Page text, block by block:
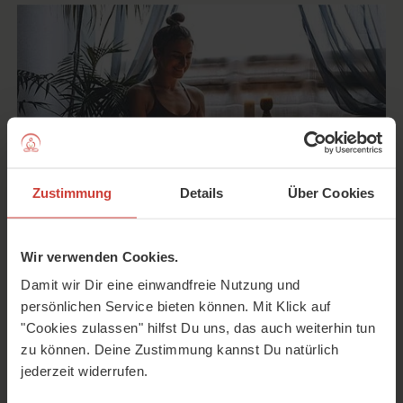
Zustimmung Details Über Cookies
Wir verwenden Cookies.
Damit wir Dir eine einwandfreie Nutzung und
persönlichen Service bieten können. Mit Klick auf
"Cookies zulassen" hilfst Du uns, das auch weiterhin tun
zu können. Deine Zustimmung kannst Du natürlich
jederzeit widerrufen.
Im Herbst und Winter ist die perfekte Zeit für Selfcare
(Selbstfürsorge) – und zwar für Dein Inneres. Schenk Dir
dieses Yoga Selfcare Ritual für mehr Ruhe und Klarheit,
das Dich zurück in Dein Zentrum bringt.